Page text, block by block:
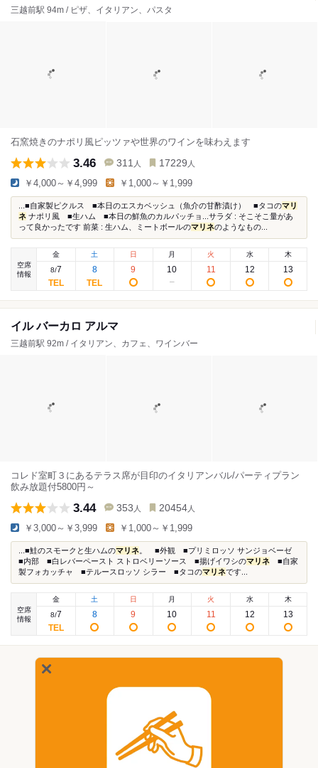
三越前駅 94m / ピザ、イタリアン、パスタ
石窯焼きのナポリ風ピッツァや世界のワインを味わえます
3.46 311 人 17229 人
￥4,000～￥4,999 ￥1,000～￥1,999
...■自家製ピクルス ■本日のエスカベッシュ（魚介の甘酢漬け） ■タコのマリ
ネ ナポリ風 ■生ハム ■本日の鮮魚のカルパッチョ...サラダ : そこそこ量があ
って良かったです 前菜 : 生ハム、ミートボールのマリネのようなもの...
空席
情報
金
8/7
土
8
日
9
月
10
火
11
水
12
木
13
イル バーカロ アルマ
三越前駅 92m / イタリアン、カフェ、ワインバー
コレド室町３にあるテラス席が目印のイタリアンバル/パーティプラン
飲み放題付5800円～
3.44 353 人 20454 人
￥3,000～￥3,999 ￥1,000～￥1,999
...■鮭のスモークと生ハムのマリネ 。 ■外観 ■プリミロッソ サンジョベーゼ
■内部 ■白レバーペースト ストロベリーソース ■揚げイワシのマリネ ■自家
製フォカッチャ ■テルースロッソ シラー ■タコのマリネです...
空席
情報
金
8/7
土
8
日
9
月
10
火
11
水
12
木
13